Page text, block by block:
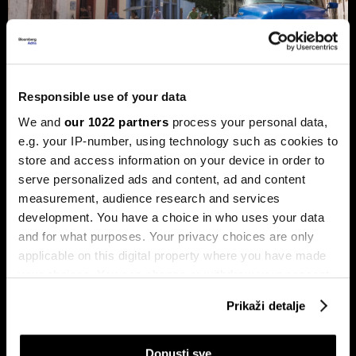
Responsible use of your data
We and our 1022 partners process your personal data,
e.g. your IP-number, using technology such as cookies to
store and access information on your device in order to
serve personalized ads and content, ad and content
measurement, audience research and services
development. You have a choice in who uses your data
and for what purposes. Your privacy choices are only
applicable on this digital property where you have made
your choices. You can change or withdraw your consent
If you allow, we would also like to:
Prikaži detalje
Trump protiv Castra: Meta postaje
milijardersko turističko carstvo
porodice Castro
Sukob oko Kube je sukob oko tri četvrtine ekonomije pod
okriljem koncerna Gaesa.